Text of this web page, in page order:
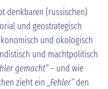
denkbaren (russischen)
und geostrategisch
und ökologisch
und machtpolitisch
gemacht”– und wie
zieht ein „Fehler”den